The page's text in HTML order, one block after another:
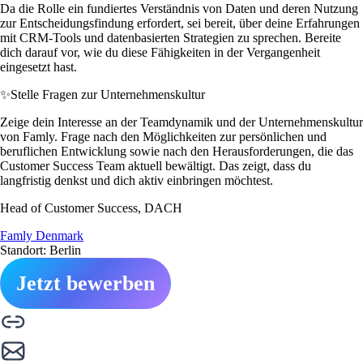
Da die Rolle ein fundiertes Verständnis von Daten und deren Nutzung
zur Entscheidungsfindung erfordert, sei bereit, über deine Erfahrungen
mit CRM-Tools und datenbasierten Strategien zu sprechen. Bereite
dich darauf vor, wie du diese Fähigkeiten in der Vergangenheit
eingesetzt hast.
✨Stelle Fragen zur Unternehmenskultur
Zeige dein Interesse an der Teamdynamik und der Unternehmenskultur
von Famly. Frage nach den Möglichkeiten zur persönlichen und
beruflichen Entwicklung sowie nach den Herausforderungen, die das
Customer Success Team aktuell bewältigt. Das zeigt, dass du
langfristig denkst und dich aktiv einbringen möchtest.
Head of Customer Success, DACH
Famly Denmark
Standort: Berlin
Jetzt bewerben